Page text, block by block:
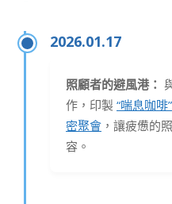
2026.01.17
照顧者的避風港：
作，印製 “喘息咖啡”
密聚會 ，讓疲憊的
容。